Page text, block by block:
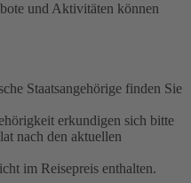
und Aktivitäten können
Staatsangehörige finden Sie
erkundigen sich bitte
nach den aktuellen
im Reisepreis enthalten.